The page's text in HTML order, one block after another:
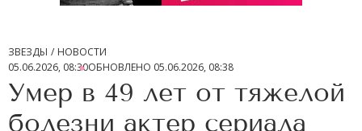
ЗВЕЗДЫ
НОВОСТИ
05.06.2026, 08:30ОБНОВЛЕНО 05.06.2026, 08:38
Умер в 49 лет от тяжелой
болезни актер сериала